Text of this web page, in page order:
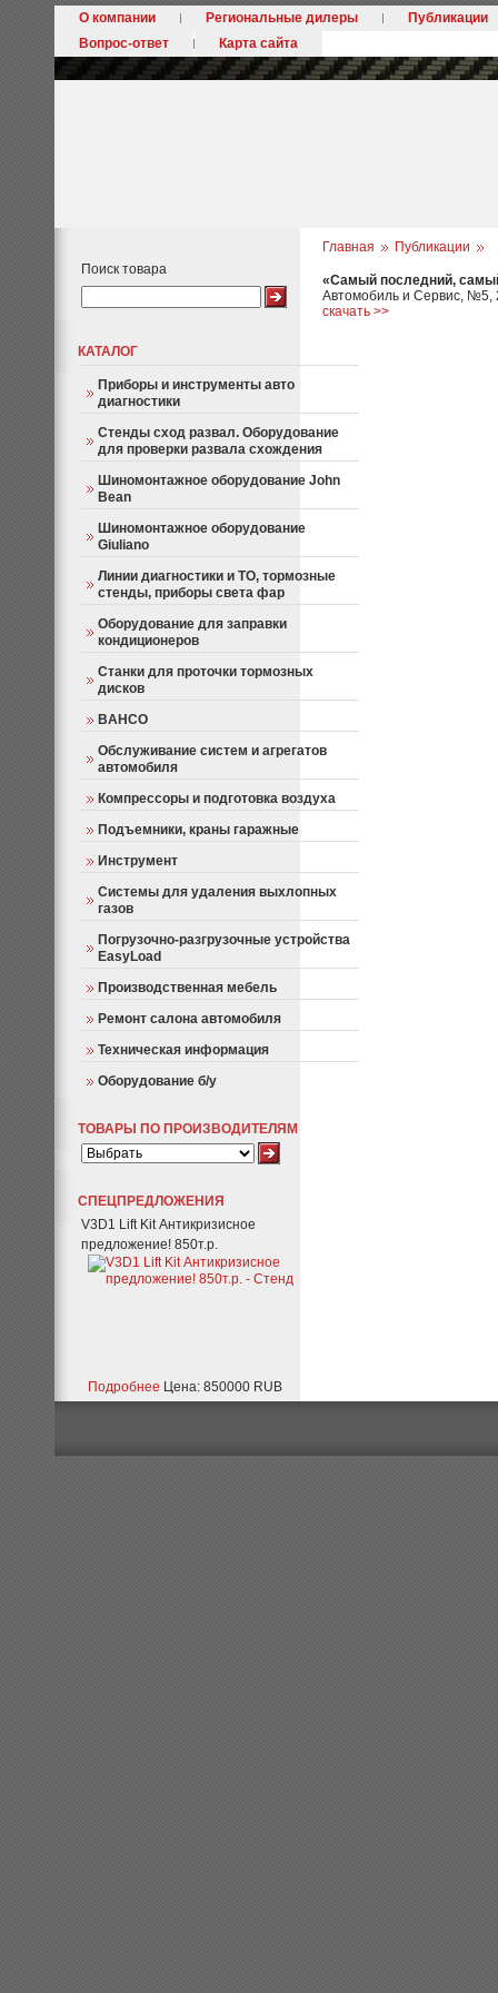
О компании Региональные дилеры
Публикации
Вопрос-ответ
Карта сайта
Поиск товара
КАТАЛОГ
Приборы и инструменты авто
диагностики
Стенды сход развал. Оборудование
для проверки развала схождения
Шиномонтажное оборудование John
Bean
Шиномонтажное оборудование
Giuliano
Линии диагностики и ТО, тормозные
стенды, приборы света фар
Оборудование для заправки
кондиционеров
Станки для проточки тормозных
дисков
BAHCO
Обслуживание систем и агрегатов
автомобиля
Компрессоры и подготовка воздуха
Подъемники, краны гаражные
Инструмент
Системы для удаления выхлопных
газов
Погрузочно-разгрузочные устройства
EasyLoad
Производственная мебель
Ремонт салона автомобиля
Техническая информация
Оборудование б/у
ТОВАРЫ ПО ПРОИЗВОДИТЕЛЯМ
СПЕЦПРЕДЛОЖЕНИЯ
V3D1 Lift Kit Антикризисное
предложение! 850т.р.
Подробнее Цена: 850000 RUB
Главная Публикации
«Самый последний,
Автомобиль и Сервис, №5,
скачать >>